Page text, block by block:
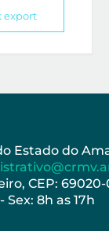
export
Estado do
CEP:
8h as 17h